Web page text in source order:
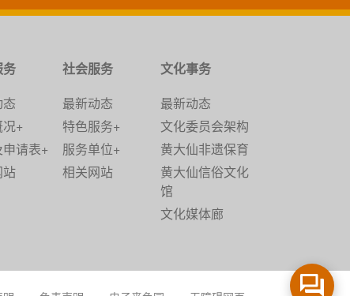
务
+
请表+
社会服务
最新动态
特色服务+
服务单位+
相关网站
文化事务
最新动态
文化委员会架构
黄大仙非遗保育
黄大仙信俗文化
馆
文化媒体廊